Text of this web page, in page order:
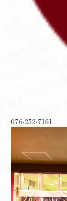
076-252-7161